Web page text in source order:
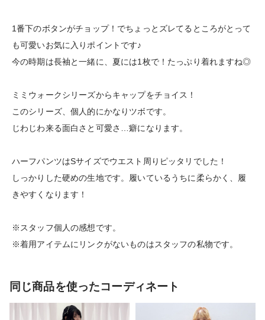
1番下のボタンがチョップ！でちょっとズレてるところがとって
も可愛いお気に入りポイントです♪
今の時期は長袖と一緒に、夏には1枚で！たっぷり着れますね◎
ミミウォークシリーズからキャップをチョイス！
このシリーズ、個人的にかなりツボです。
じわじわ来る面白さと可愛さ…癖になります。
ハーフパンツはSサイズでウエスト周りピッタリでした！
しっかりした硬めの生地です。履いているうちに柔らかく、履
きやすくなります！
※スタッフ個人の感想です。
※着用アイテムにリンクがないものはスタッフの私物です。
同じ商品を使ったコーディネート